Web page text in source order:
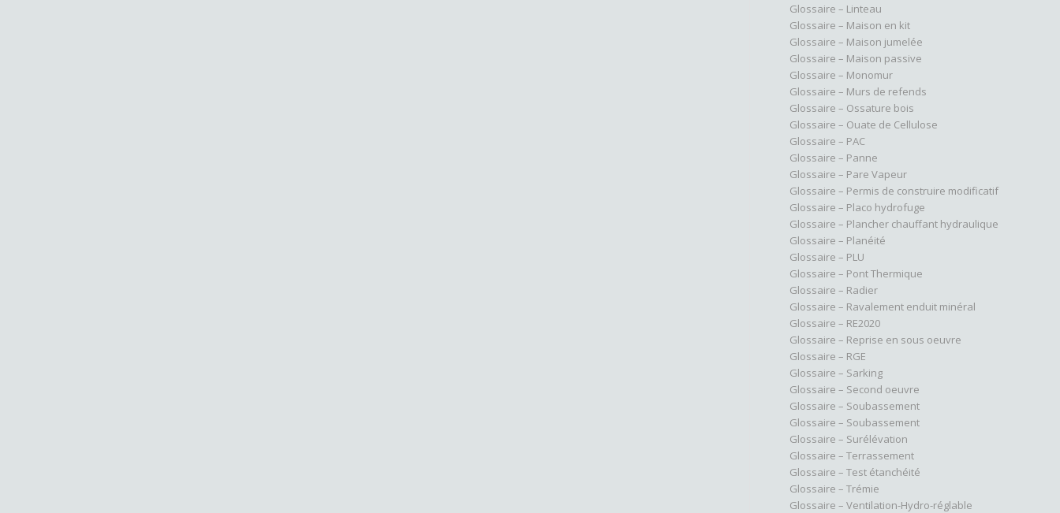
Glossaire – Linteau
Glossaire – Maison en kit
Glossaire – Maison jumelée
Glossaire – Maison passive
Glossaire – Monomur
Glossaire – Murs de refends
Glossaire – Ossature bois
Glossaire – Ouate de Cellulose
Glossaire – PAC
Glossaire – Panne
Glossaire – Pare Vapeur
Glossaire – Permis de construire modificatif
Glossaire – Placo hydrofuge
Glossaire – Plancher chauffant hydraulique
Glossaire – Planéité
Glossaire – PLU
Glossaire – Pont Thermique
Glossaire – Radier
Glossaire – Ravalement enduit minéral
Glossaire – RE2020
Glossaire – Reprise en sous oeuvre
Glossaire – RGE
Glossaire – Sarking
Glossaire – Second oeuvre
Glossaire – Soubassement
Glossaire – Soubassement
Glossaire – Surélévation
Glossaire – Terrassement
Glossaire – Test étanchéité
Glossaire – Trémie
Glossaire – Ventilation-Hydro-réglable